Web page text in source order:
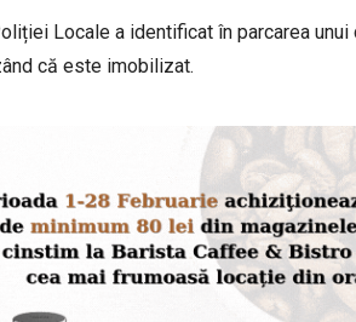
Locale a identificat în parcarea
că este imobilizat.